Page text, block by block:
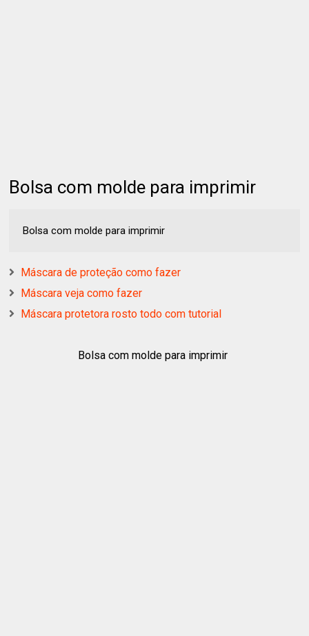
Bolsa com molde para imprimir
Bolsa com molde para imprimir
Máscara de proteção como fazer
Máscara veja como fazer
Máscara protetora rosto todo com tutorial
Bolsa com molde para imprimir